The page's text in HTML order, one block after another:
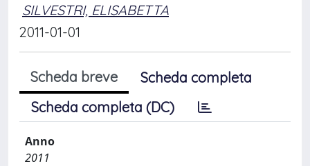
SILVESTRI, ELISABETTA
2011-01-01
Scheda breve
Scheda completa
Scheda completa (DC)
Anno
2011